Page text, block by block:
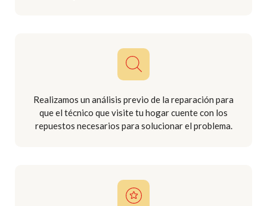
Realizamos un análisis previo de la reparación para
que el técnico que visite tu hogar cuente con los
repuestos necesarios para solucionar el problema.